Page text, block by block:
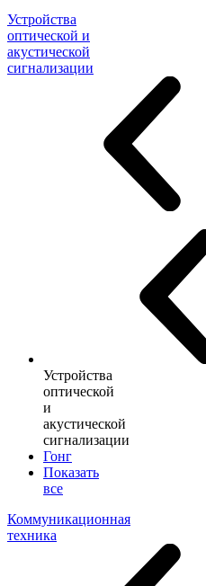
Устройства
оптической и
акустической
сигнализации
Устройства
оптической
и
акустической
сигнализации
Гонг
Показать
все
Коммуникационная
техника